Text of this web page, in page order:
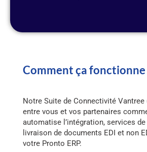
Comment ça fonctionne
Notre Suite de Connectivité Vantree
entre vous et vos partenaires
automatise l’intégration, services
livraison de documents EDI et non
votre Pronto ERP.